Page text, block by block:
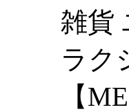
雑貨
ラク
【